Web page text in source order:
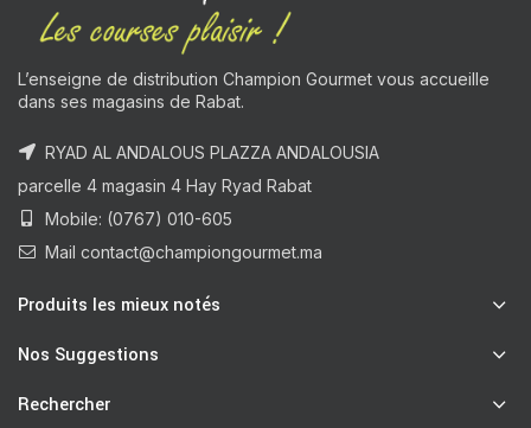
L’enseigne de distribution Champion Gourmet vous accueille
dans ses magasins de Rabat.
RYAD AL ANDALOUS PLAZZA ANDALOUSIA
parcelle 4 magasin 4 Hay Ryad Rabat
Mobile: (0767) 010-605
Mail contact@championgourmet.ma
Produits les mieux notés
Nos Suggestions
Rechercher